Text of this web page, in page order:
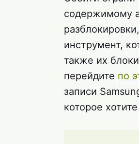
содержимому
инструмент,
также их
перейдите по
записи
которое